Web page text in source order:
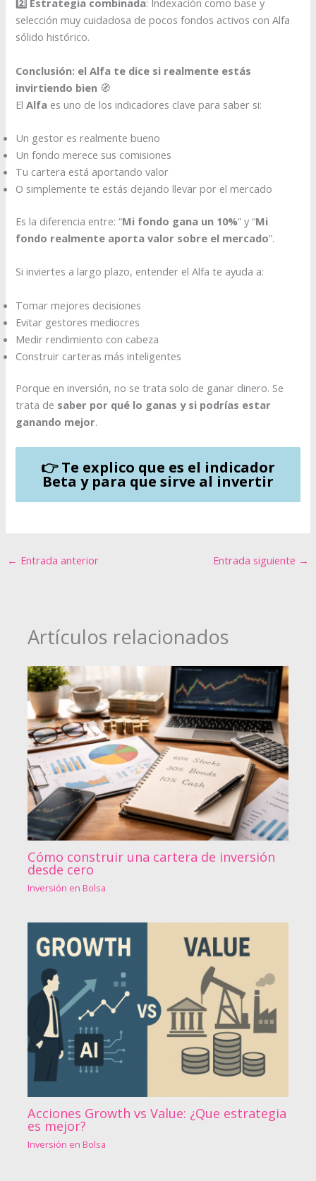
2️⃣ Estrategia combinada: Indexación como base y
selección muy cuidadosa de pocos fondos activos con Alfa
sólido histórico.
Conclusión: el Alfa te dice si realmente estás
invirtiendo bien 🧭
ElAlfa es uno de los indicadores clave para saber si:
Un gestor es realmente bueno
Un fondo merece sus comisiones
Tu cartera está aportando valor
O simplemente te estás dejando llevar por el mercado
Es la diferencia entre: “Mi fondo gana un 10%” y “Mi
fondo realmente aporta valor sobre el mercado”.
Si inviertes a largo plazo, entender el Alfa te ayuda a:
Tomar mejores decisiones
Evitar gestores mediocres
Medir rendimiento con cabeza
Construir carteras más inteligentes
Porque en inversión, no se trata solo de ganar dinero. Se
trata de saber por qué lo ganas y si podrías estar
ganando mejor.
👉 Te explico que es el indicador
Beta y para que sirve al invertir
← Entrada anterior Entrada siguiente →
Artículos relacionados
Cómo construir una cartera de inversión
desde cero
Inversión en Bolsa
Acciones Growth vs Value: ¿Que estrategia
es mejor?
Inversión en Bolsa